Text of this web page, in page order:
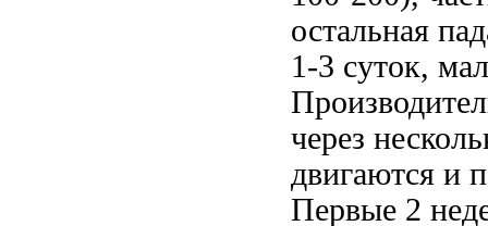
остальная
1-3 суток,
через
двигаются и
Первые 2